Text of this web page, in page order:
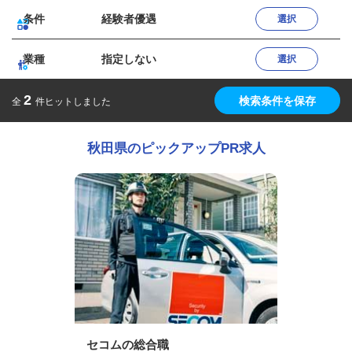
条件 経験者優遇 選択
業種 指定しない 選択
全 2 件ヒットしました 検索条件を保存
秋田県のピックアップPR求人
セコムの総合職